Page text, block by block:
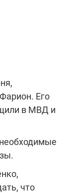
Его
в МВД и
что